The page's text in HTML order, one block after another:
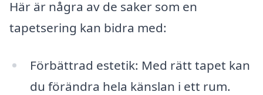
Här är några av de saker som en
tapetsering kan bidra med:
Förbättrad estetik: Med rätt tapet kan
du förändra hela känslan i ett rum.